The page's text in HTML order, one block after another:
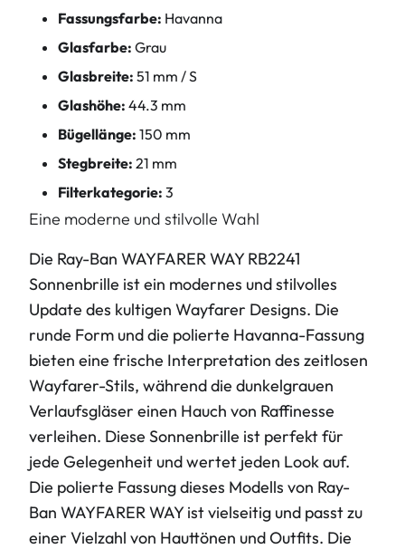
Fassungsfarbe: Havanna
Glasfarbe: Grau
Glasbreite: 51 mm / S
Glashöhe: 44.3 mm
Bügellänge: 150 mm
Stegbreite: 21 mm
Filterkategorie: 3
Eine moderne und stilvolle Wahl
Die Ray-Ban WAYFARER WAY RB2241
Sonnenbrille ist ein modernes und stilvolles
Update des kultigen Wayfarer Designs. Die
runde Form und die polierte Havanna-Fassung
bieten eine frische Interpretation des zeitlosen
Wayfarer-Stils, während die dunkelgrauen
Verlaufsgläser einen Hauch von Raffinesse
verleihen. Diese Sonnenbrille ist perfekt für
jede Gelegenheit und wertet jeden Look auf.
Die polierte Fassung dieses Modells von Ray-
Ban WAYFARER WAY ist vielseitig und passt zu
einer Vielzahl von Hauttönen und Outfits. Die